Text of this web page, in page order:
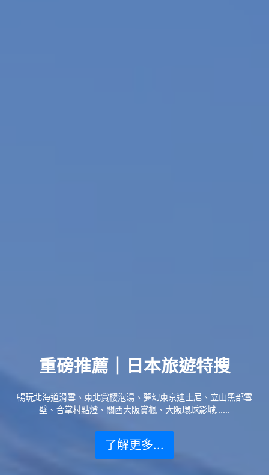
重磅推薦｜日本旅遊特搜
暢玩北海道滑雪、東北賞櫻泡湯、夢幻東京迪士尼、立山黑部雪
壁、合掌村點燈、關西大阪賞楓、大阪環球影城......
了解更多...